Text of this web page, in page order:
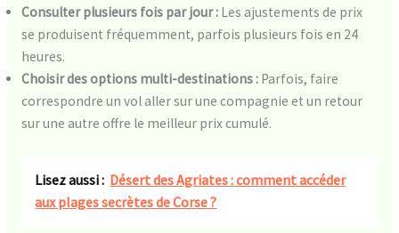
Consulter plusieurs fois par jour :Les ajustements de prix
se produisent fréquemment, parfois plusieurs fois en 24
heures.
Choisir des options multi-destinations :Parfois, faire
correspondre un vol aller sur une compagnie et un retour
sur une autre offre le meilleur prix cumulé.
Lisez aussi : Désert des Agriates : comment accéder
aux plages secrètes de Corse ?